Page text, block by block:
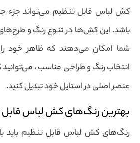
کش لباس قابل تنظیم می‌تواند جزء
باشد. این کش‌ها در تنوع رنگ و
شما امکان می‌دهند که ظاهر خود
انتخاب رنگ و طراحی مناسب ،
عنصر اصلی در استایل خود تبدیل کنید.
بهترین رنگ‌های کش لباس
رنگ‌های کش لباس قابل تنظیم باید